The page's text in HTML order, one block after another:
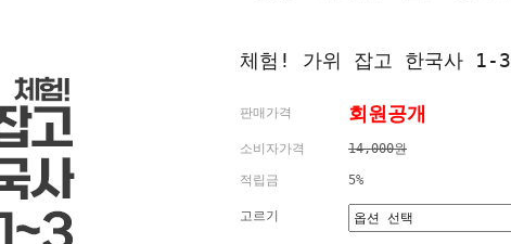
체험! 가위 잡고 한국사 1-3
판매가격 회원공개
소비자가격 14,000원
적립금 5%
고르기